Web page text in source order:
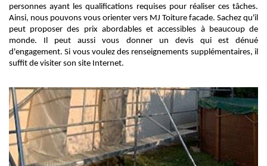
personnes ayant les qualifications requises pour réaliser ces tâches.
Ainsi, nous pouvons vous orienter vers MJ Toiture facade. Sachez qu'il
peut proposer des prix abordables et accessibles à beaucoup de
monde. Il peut aussi vous donner un devis qui est dénué
d'engagement. Si vous voulez des renseignements supplémentaires, il
suffit de visiter son site Internet.